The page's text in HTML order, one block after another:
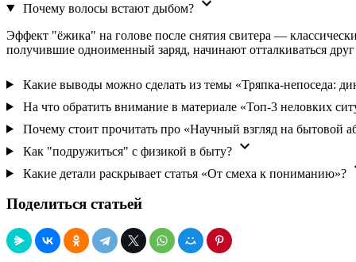
Почему волосы встают дыбом?
Эффект "ёжика" на голове после снятия свитера —
получившие одноименный заряд, начинают отталкиваться
Какие выводы можно сделать из темы «Тряпка-непоседа:
На что обратить внимание в материале «Топ-3 неловких
Почему стоит прочитать про «Научный взгляд на бытовой
Как "подружиться" с физикой в быту?
Какие детали раскрывает статья «От смеха к пониманию»?
Поделиться статьей